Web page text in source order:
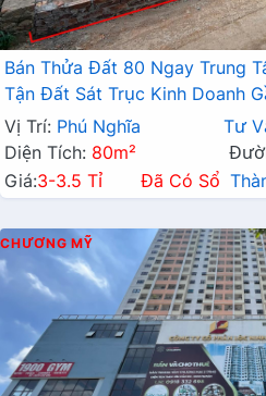
Bán Thửa Đất 80 Ngay Trung
Tận Đất Sát Trục Kinh Doanh
Vị Trí: Phú Nghĩa Tư
Diện Tích: 80m²
Giá:3-3.5 Tỉ Đã Có Sổ
CHƯƠNG MỸ